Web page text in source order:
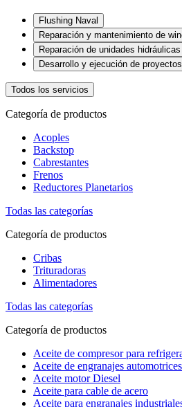
Flushing Naval
Reparación y mantenimiento de
Reparación de unidades hidráulicas
Todos los servicios
Categoría de productos
Acoples
Backstop
Cabrestantes
Frenos
Reductores Planetarios
Todas las categorías
Categoría de productos
Cribas
Trituradoras
Alimentadores
Todas las categorías
Categoría de productos
Aceite de compresor para
Aceite de engranajes automotrices
Aceite motor Diesel
Aceite para cable de acero
Aceite para engranajes